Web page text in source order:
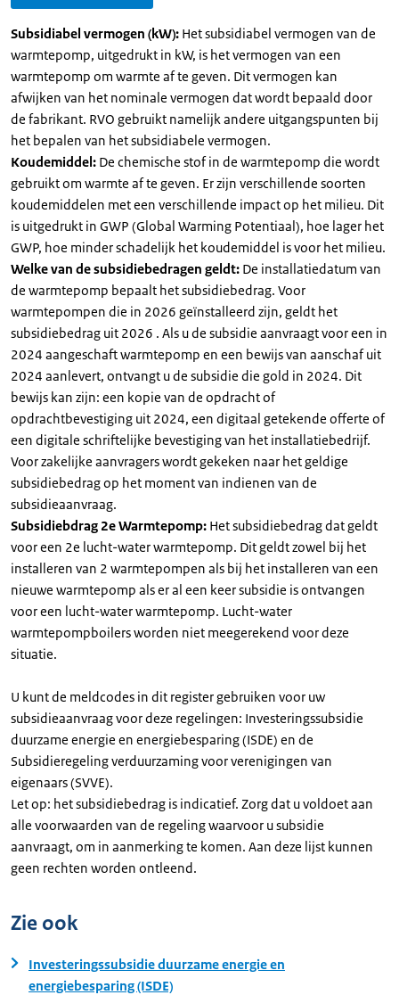
Subsidiabel vermogen (kW): Het subsidiabel vermogen van de
warmtepomp, uitgedrukt in kW, is het vermogen van een
warmtepomp om warmte af te geven. Dit vermogen kan
afwijken van het nominale vermogen dat wordt bepaald door
de fabrikant. RVO gebruikt namelijk andere uitgangspunten bij
het bepalen van het subsidiabele vermogen.
Koudemiddel: De chemische stof in de warmtepomp die wordt
gebruikt om warmte af te geven. Er zijn verschillende soorten
koudemiddelen met een verschillende impact op het milieu. Dit
is uitgedrukt in GWP (Global Warming Potentiaal), hoe lager het
GWP, hoe minder schadelijk het koudemiddel is voor het milieu.
Welke van de subsidiebedragen geldt: De installatiedatum van
de warmtepomp bepaalt het subsidiebedrag. Voor
warmtepompen die in 2026 geïnstalleerd zijn, geldt het
subsidiebedrag uit 2026 . Als u de subsidie aanvraagt voor een in
2024 aangeschaft warmtepomp en een bewijs van aanschaf uit
2024 aanlevert, ontvangt u de subsidie die gold in 2024. Dit
bewijs kan zijn: een kopie van de opdracht of
opdrachtbevestiging uit 2024, een digitaal getekende offerte of
een digitale schriftelijke bevestiging van het installatiebedrijf.
Voor zakelijke aanvragers wordt gekeken naar het geldige
subsidiebedrag op het moment van indienen van de
subsidieaanvraag.
Subsidiebdrag 2e Warmtepomp: Het subsidiebedrag dat geldt
voor een 2e lucht-water warmtepomp. Dit geldt zowel bij het
installeren van 2 warmtepompen als bij het installeren van een
nieuwe warmtepomp als er al een keer subsidie is ontvangen
voor een lucht-water warmtepomp. Lucht-water
warmtepompboilers worden niet meegerekend voor deze
situatie.
U kunt de meldcodes in dit register gebruiken voor uw
subsidieaanvraag voor deze regelingen: Investeringssubsidie
duurzame energie en energiebesparing (ISDE) en de
Subsidieregeling verduurzaming voor verenigingen van
eigenaars (SVVE).
Let op: het subsidiebedrag is indicatief. Zorg dat u voldoet aan
alle voorwaarden van de regeling waarvoor u subsidie
aanvraagt, om in aanmerking te komen. Aan deze lijst kunnen
geen rechten worden ontleend.
Zie ook
Investeringssubsidie duurzame energie en
energiebesparing (ISDE)